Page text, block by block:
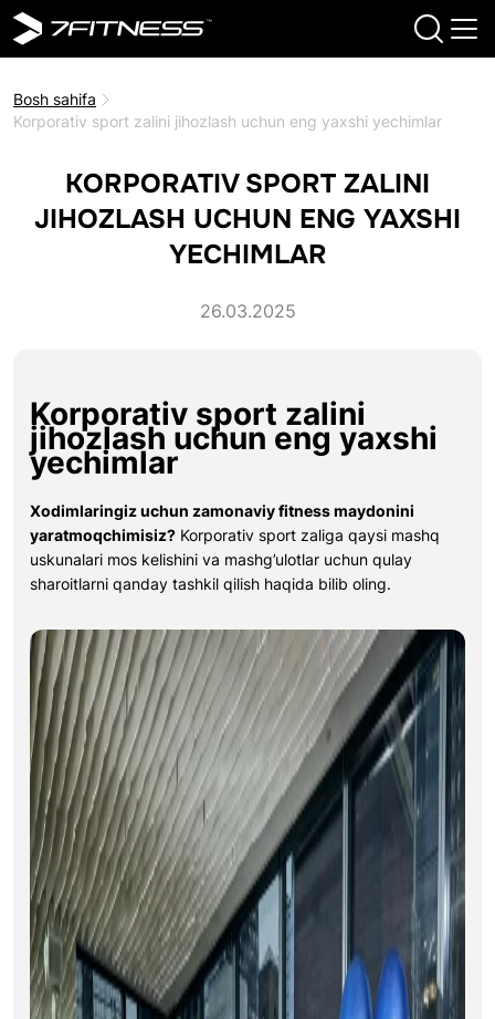
Bosh sahifa
Korporativ sport zalini jihozlash uchun eng yaxshi yechimlar
KORPORATIV SPORT ZALINI
JIHOZLASH UCHUN ENG YAXSHI
YECHIMLAR
26.03.2025
Korporativ sport zalini
jihozlash uchun eng yaxshi
yechimlar
Xodimlaringiz uchun zamonaviy fitness maydonini
yaratmoqchimisiz? Korporativ sport zaliga qaysi mashq
uskunalari mos kelishini va mashg’ulotlar uchun qulay
sharoitlarni qanday tashkil qilish haqida bilib oling.